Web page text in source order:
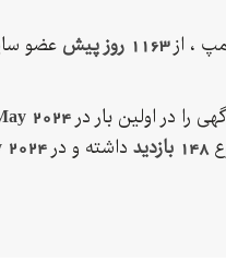
، از1163 روز پیش عضو
را در اولین بار در 2024
148 بازدید داشته و در 2024